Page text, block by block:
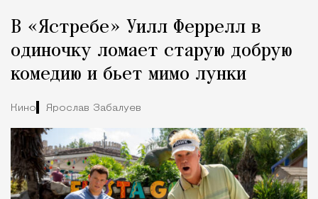
Город
В «Ястребе» Уилл Феррелл в
одиночку ломает старую добрую
комедию и бьет мимо лунки
Кино Ярослав Забалуев